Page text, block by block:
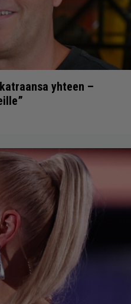
yhteen –